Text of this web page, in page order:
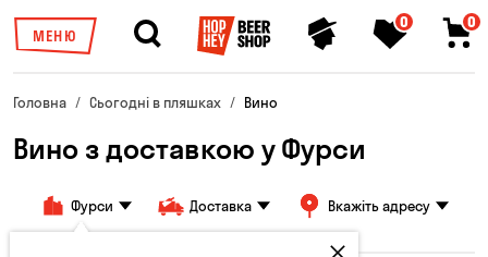
МЕНЮ
0 0
Головна Сьогодні в пляшках Вино
Вино з доставкою у Фурси
Фурси Доставка Вкажіть адресу